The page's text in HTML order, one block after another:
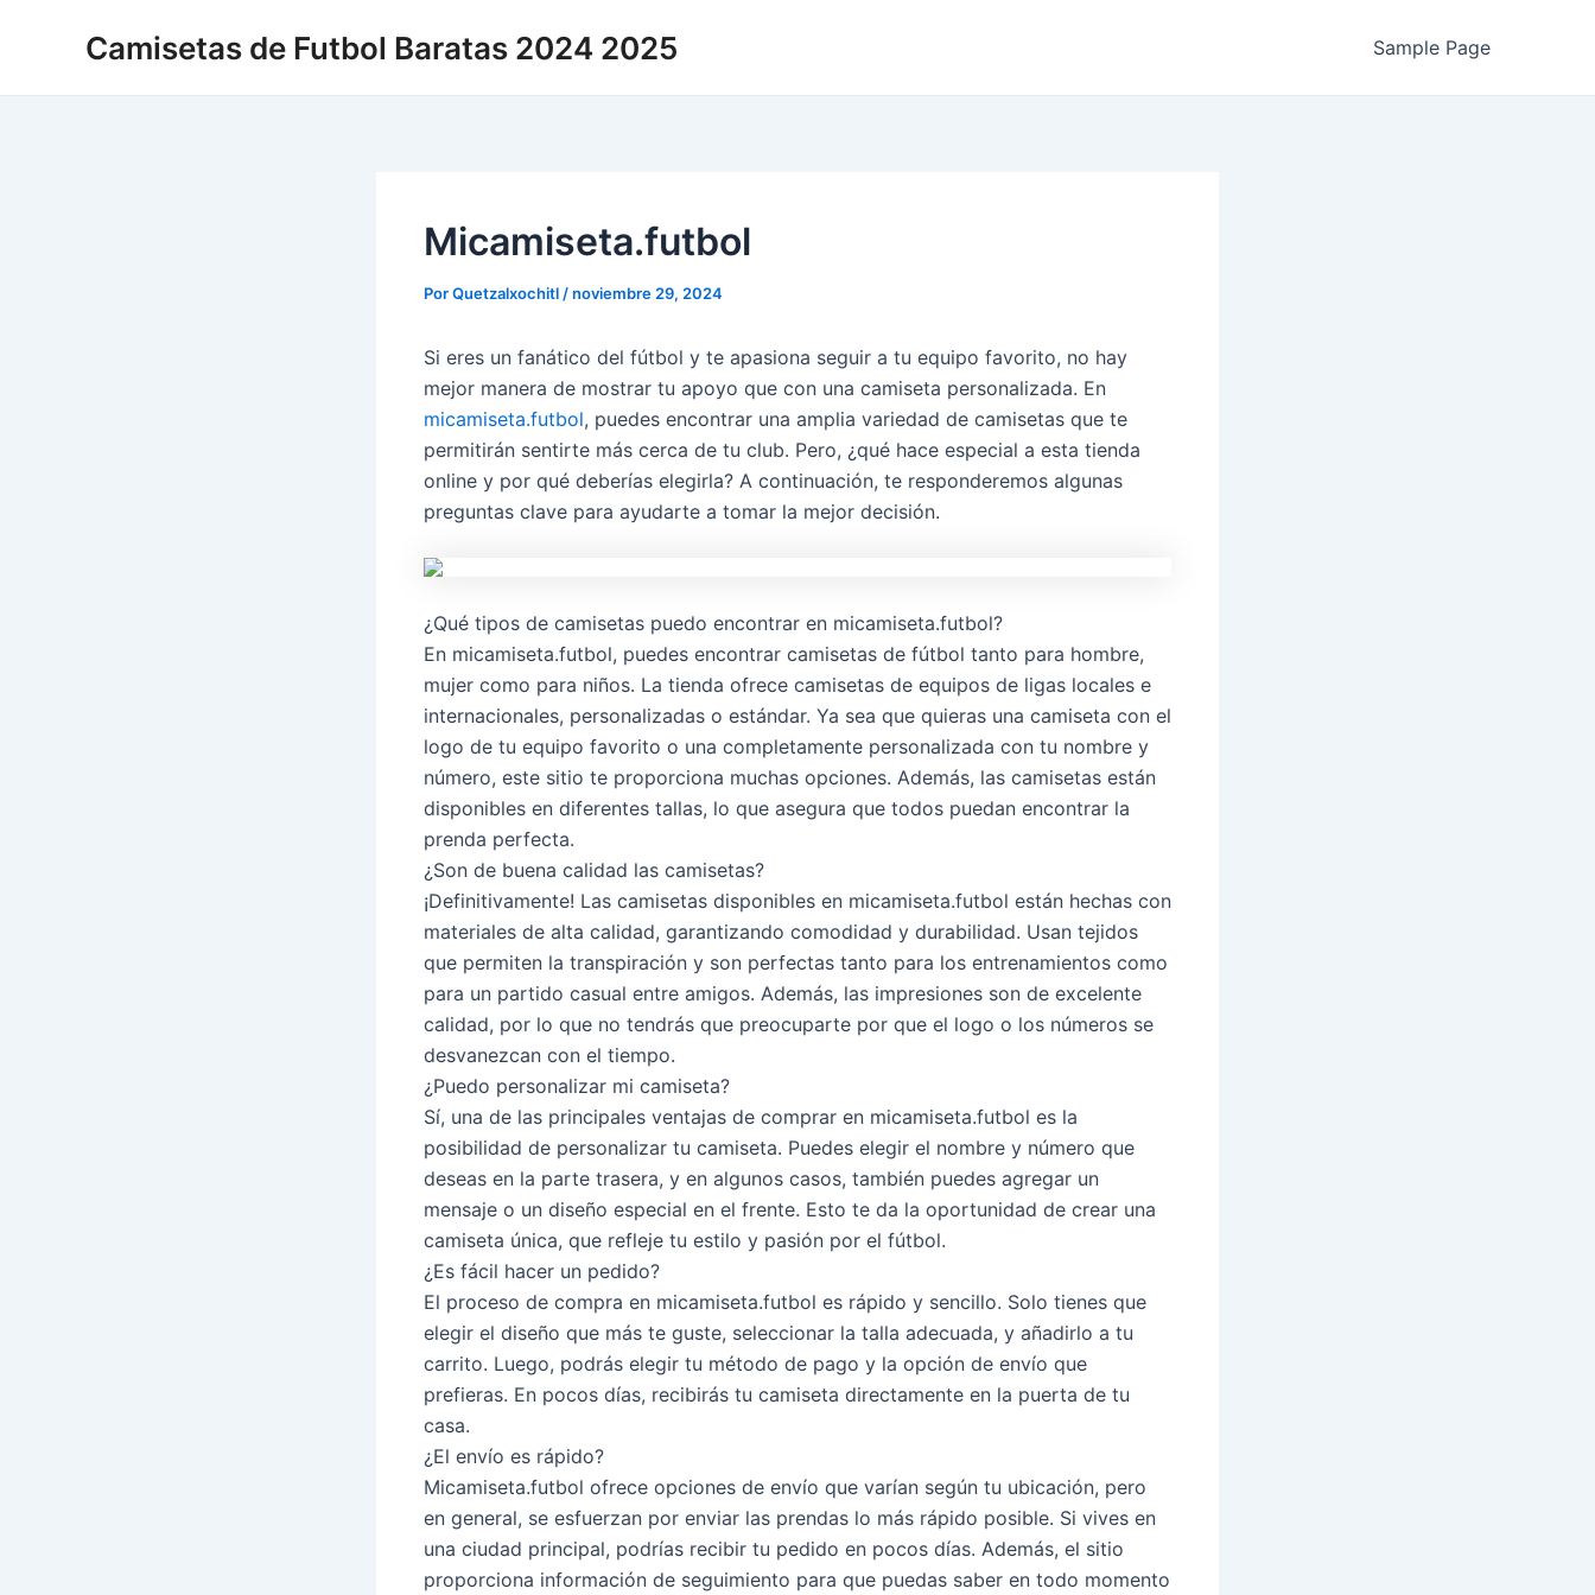
Camisetas de Futbol Baratas 2024 2025 Sample Page
Micamiseta.futbol
PorQuetzalxochitl /noviembre 29, 2024
Si eres un fanático del fútbol y te apasiona seguir a tu equipo favorito, no hay
mejor manera de mostrar tu apoyo que con una camiseta personalizada. En
micamiseta.futbol, puedes encontrar una amplia variedad de camisetas que te
permitirán sentirte más cerca de tu club. Pero, ¿qué hace especial a esta tienda
online y por qué deberías elegirla? A continuación, te responderemos algunas
preguntas clave para ayudarte a tomar la mejor decisión.
¿Qué tipos de camisetas puedo encontrar en micamiseta.futbol?
En micamiseta.futbol, puedes encontrar camisetas de fútbol tanto para hombre,
mujer como para niños. La tienda ofrece camisetas de equipos de ligas locales e
internacionales, personalizadas o estándar. Ya sea que quieras una camiseta con el
logo de tu equipo favorito o una completamente personalizada con tu nombre y
número, este sitio te proporciona muchas opciones. Además, las camisetas están
disponibles en diferentes tallas, lo que asegura que todos puedan encontrar la
prenda perfecta.
¿Son de buena calidad las camisetas?
¡Definitivamente! Las camisetas disponibles en micamiseta.futbol están hechas con
materiales de alta calidad, garantizando comodidad y durabilidad. Usan tejidos
que permiten la transpiración y son perfectas tanto para los entrenamientos como
para un partido casual entre amigos. Además, las impresiones son de excelente
calidad, por lo que no tendrás que preocuparte por que el logo o los números se
desvanezcan con el tiempo.
¿Puedo personalizar mi camiseta?
Sí, una de las principales ventajas de comprar en micamiseta.futbol es la
posibilidad de personalizar tu camiseta. Puedes elegir el nombre y número que
deseas en la parte trasera, y en algunos casos, también puedes agregar un
mensaje o un diseño especial en el frente. Esto te da la oportunidad de crear una
camiseta única, que refleje tu estilo y pasión por el fútbol.
¿Es fácil hacer un pedido?
El proceso de compra en micamiseta.futbol es rápido y sencillo. Solo tienes que
elegir el diseño que más te guste, seleccionar la talla adecuada, y añadirlo a tu
carrito. Luego, podrás elegir tu método de pago y la opción de envío que
prefieras. En pocos días, recibirás tu camiseta directamente en la puerta de tu
casa.
¿El envío es rápido?
Micamiseta.futbol ofrece opciones de envío que varían según tu ubicación, pero
en general, se esfuerzan por enviar las prendas lo más rápido posible. Si vives en
una ciudad principal, podrías recibir tu pedido en pocos días. Además, el sitio
proporciona información de seguimiento para que puedas saber en todo momento